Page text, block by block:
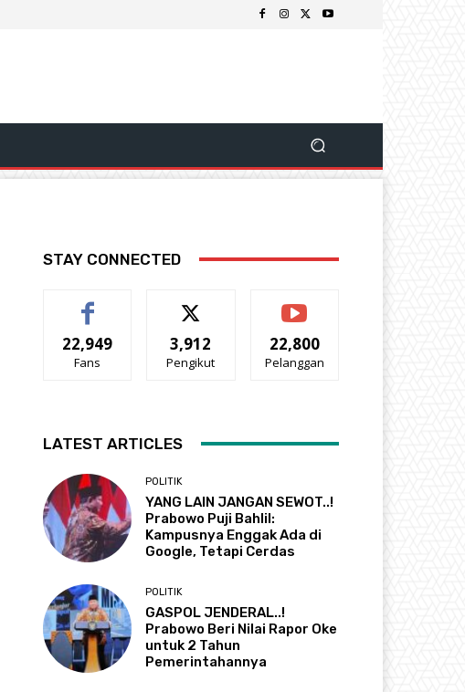
STAY CONNECTED
22,949
Fans
3,912
Pengikut
22,800
Pelanggan
LATEST ARTICLES
POLITIK
YANG LAIN JANGAN SEWOT..!
Prabowo Puji Bahlil:
Kampusnya Enggak Ada di
Google, Tetapi Cerdas
POLITIK
GASPOL JENDERAL..!
Prabowo Beri Nilai Rapor Oke
untuk 2 Tahun
Pemerintahannya